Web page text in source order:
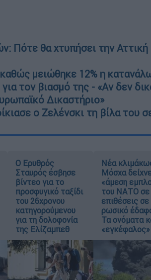
Πότε θα χτυπήσει την
μειώθηκε 12% η
τον βιασμό της - «Αν δεν
Δικαστήριο»
ο Ζελένσκι τη βίλα του
Ο Ερυθρός
Σταυρός έσβησε
βίντεο για το
προσφυγικό ταξίδι
του 26χρονου
κατηγορούμενου
για τη δολοφονία
της Ελίζαμπεθ
Νέα
Μόσχα
«άμεση
του ΝΑΤΟ σε
επιθέσεις σε
ρωσικό
Τα ονόματα
«εγκέφαλος»